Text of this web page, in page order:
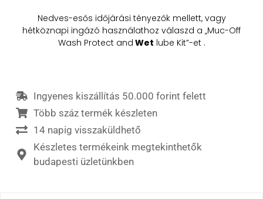
Nedves-esős időjárási tényezők mellett, vagy
hétköznapi ingázó használathoz válaszd a „Muc-Off
Wash Protect and Wet lube Kit”-et .
Ingyenes kiszállítás 50.000 forint felett
Több száz termék készleten
14 napig visszaküldhető
Készletes termékeink megtekinthetők
budapesti üzletünkben